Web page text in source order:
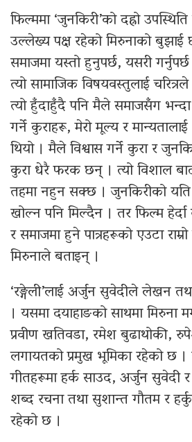
फिल्ममा ‘जुनकिरी’को दह्रो
उल्लेख्य पक्ष रहेको मिरुनाको बुझाई
समाजमा यस्तो हुनुपर्छ, यसरी
त्यो सामाजिक विषयवस्तुलाई
त्यो हुँदाहुँदै पनि मैले समाजसँग
गर्ने कुराहरू, मेरो मूल्य र
थियो । मैले विश्वास गर्ने कुरा र
कुरा धेरै फरक छन् । त्यो विशाल
तहमा नहुन सक्छ । जुनकिरीको
खोल्न पनि मिल्दैन । तर फिल्म
र समाजमा हुने पात्रहरूको एउटा
मिरुनाले बताइन् ।
‘रङ्गेली’लाई अर्जुन सुवेदीले लेखन
। यसमा दयाहाङको साथमा मिरुना
प्रवीण खतिवडा, रमेश बुढाथोकी,
लगायतको प्रमुख भूमिका रहेको छ
गीतहरूमा हर्क साउद, अर्जुन सुवेदी
शब्द रचना तथा सुशान्त गौतम र
रहेको छ ।